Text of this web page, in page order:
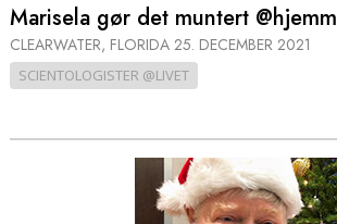
Marisela gør det muntert
CLEARWATER, FLORIDA 25. DECEMBER 2021
SCIENTOLOGISTER @LIVET